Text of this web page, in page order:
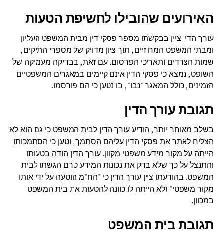
האירועים שהובילו לחשיפת הטעות
עורך הדין ציין בבקשתו מספר פסקי דין מבית המשפט העליון
ומבתי המשפט המחוזיים, תוך ציון מדויק של מספרי התיקים,
שמות הצדדים ותאריכי הפרסום. עם זאת, בבדיקה מעמיקה של
השופט, נמצא כי פסקי הדין אינם קיימים במאגרים המשפטיים
הזמינים, כולל המאגר "נבו", בו נטען כי הם פורסמו.
תגובת עורך הדין
בשלב מאוחר יותר, הודיע עורך הדין לבית המשפט כי גם הוא לא
הצליח לאתר את פסקי הדין עליהם הסתמך, וטען כי הסתמכותו
הייתה על מקור מידע משפטי מקוון. עורך הדין הודה בטעותו
והתנצל על כך שלא בדק את נכונות המידע טרם הגשתו לבית
המשפט. בהודעתו ציין עורך הדין כי "הח"מ הוטעה על ידי אותו
מקור משפטי" ולא הייתה לו כוונה להטעות את בית המשפט
במכוון.
תגובת בית המשפט